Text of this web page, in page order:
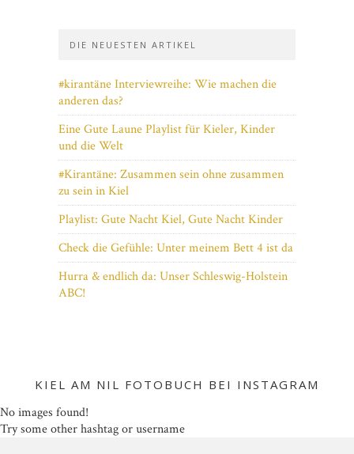
DIE NEUESTEN ARTIKEL
#kirantäne Interviewreihe: Wie machen die
anderen das?
Eine Gute Laune Playlist für Kieler, Kinder
und die Welt
#Kirantäne: Zusammen sein ohne zusammen
zu sein in Kiel
Playlist: Gute Nacht Kiel, Gute Nacht Kinder
Check die Gefühle: Unter meinem Bett 4 ist da
Hurra & endlich da: Unser Schleswig-Holstein
ABC!
KIEL AM NIL FOTOBUCH BEI INSTAGRAM
No images found!
Try some other hashtag or username